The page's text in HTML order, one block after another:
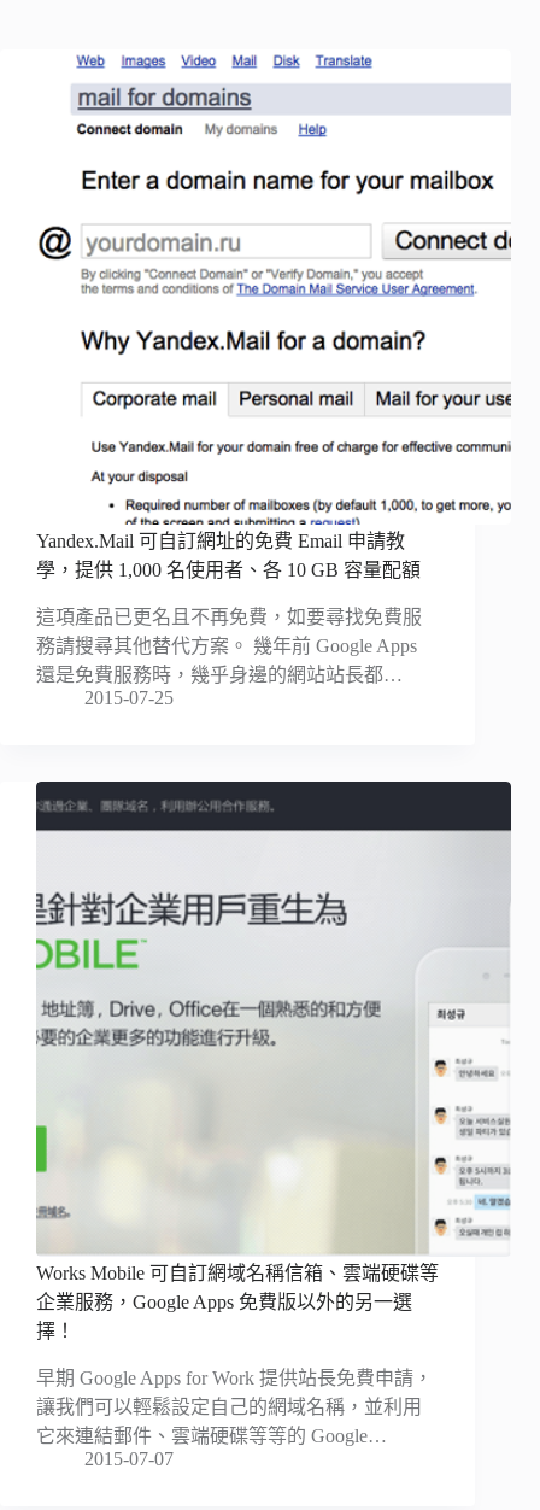
Yandex.Mail 可自訂網址的免費 Email 申請教
學，提供 1,000 名使用者、各 10 GB 容量配額
這項產品已更名且不再免費，如要尋找免費服
務請搜尋其他替代方案。 幾年前 Google Apps
還是免費服務時，幾乎身邊的網站站長都…
2015-07-25
Works Mobile 可自訂網域名稱信箱、雲端硬碟等
企業服務，Google Apps 免費版以外的另一選
擇！
早期 Google Apps for Work 提供站長免費申請，
讓我們可以輕鬆設定自己的網域名稱，並利用
它來連結郵件、雲端硬碟等等的 Google…
2015-07-07